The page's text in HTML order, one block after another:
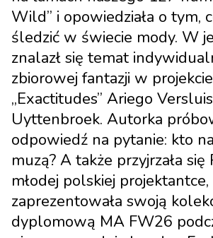
Wild” i opowiedziała o tym,
śledzić w świecie mody. W
znalazł się temat
zbiorowej fantazji w projekcie
„Exactitudes” Ariego
Uyttenbroek. Autorka
odpowiedź na pytanie: kto
muzą? A także przyjrzała
młodej polskiej
zaprezentowała swoją
dyplomową MA FW26